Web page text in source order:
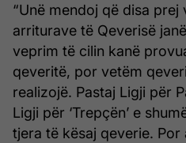
“Unë mendoj që disa prej
arriturave të Qeverisë
veprim të cilin kanë
qeveritë, por vetëm
realizojë. Pastaj Ligji për
Ligji për ‘Trepçën’ e
tjera të kësaj qeverie. Por